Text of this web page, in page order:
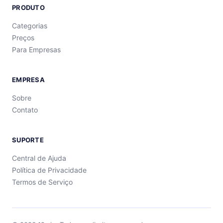
PRODUTO
Categorias
Preços
Para Empresas
EMPRESA
Sobre
Contato
SUPORTE
Central de Ajuda
Política de Privacidade
Termos de Serviço